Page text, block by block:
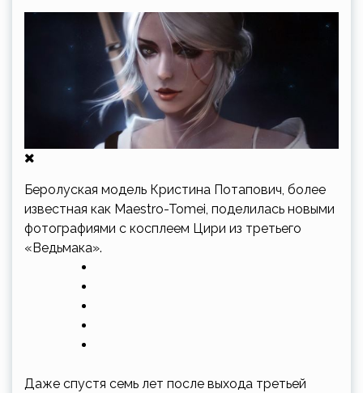
Беролуская модель Кристина Потапович, более
известная как Maestro-Tomei, поделилась новыми
фотографиями с косплеем Цири из третьего
«Ведьмака».
Даже спустя семь лет после выхода третьей